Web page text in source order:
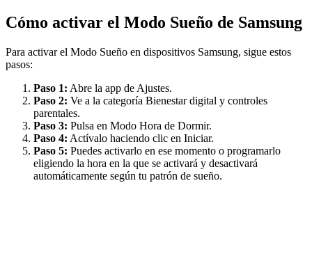
Cómo activar el Modo Sueño de Samsung
Para activar el Modo Sueño en dispositivos Samsung, sigue estos
pasos:
Paso 1: Abre la app de Ajustes.
Paso 2: Ve a la categoría Bienestar digital y controles
parentales.
Paso 3: Pulsa en Modo Hora de Dormir.
Paso 4: Actívalo haciendo clic en Iniciar.
Paso 5: Puedes activarlo en ese momento o programarlo
eligiendo la hora en la que se activará y desactivará
automáticamente según tu patrón de sueño.